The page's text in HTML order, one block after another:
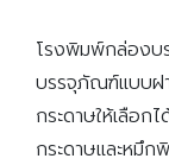
โรงพิมพ์กล่องบ
บรรจุภัณฑ์แบบฝ
กระดาษให้เลือ
กระดาษและหมึก